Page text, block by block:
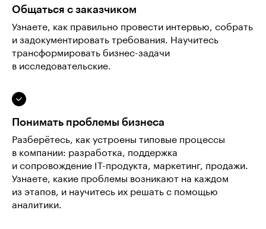
Общаться с заказчиком
Узнаете, как правильно провести интервью, собрать
и задокументировать требования. Научитесь
трансформировать бизнес-задачи
в исследовательские.
Понимать проблемы бизнеса
Разберётесь, как устроены типовые процессы
в компании: разработка, поддержка
и сопровождение IT-продукта, маркетинг, продажи.
Узнаете, какие проблемы возникают на каждом
из этапов, и научитесь их решать с помощью
аналитики.